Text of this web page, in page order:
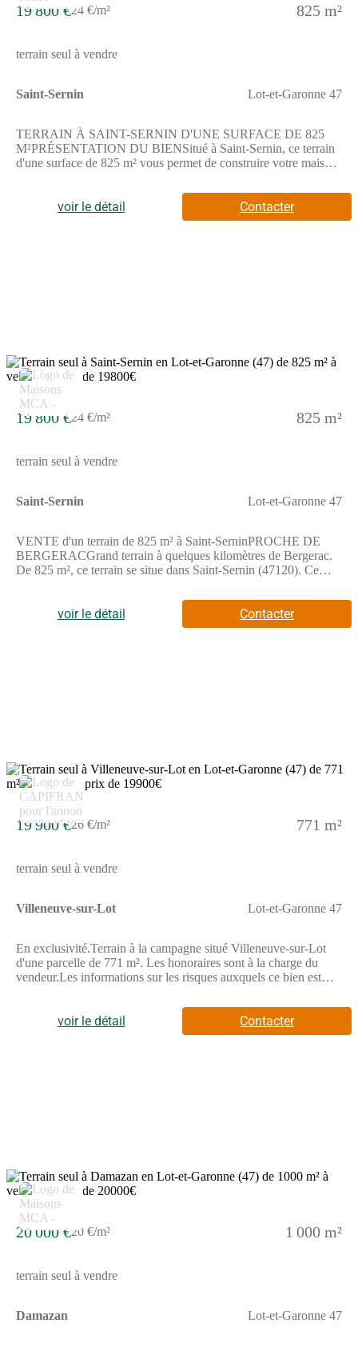
19 800 €24 €/m² 825 m²
terrain seul à vendre
Saint-Sernin Lot-et-Garonne 47
TERRAIN À SAINT-SERNIN D'UNE SURFACE DE 825
M²PRÉSENTATION DU BIENSitué à Saint-Sernin, ce terrain
d'une surface de 825 m² vous permet de construire votre maison
pour réaliser votre projet immobilier.La surface de ce terrain est
de 825 m², idéale pour construire la maison qui correspond à vos
attentes.ENVIRONNEMENTSaint-Sernin est une commune
accompagner.
voir le détail Contacter
19 800 €24 €/m² 825 m²
terrain seul à vendre
Saint-Sernin Lot-et-Garonne 47
VENTE d'un terrain de 825 m² à Saint-SerninPROCHE DE
BERGERACGrand terrain à quelques kilomètres de Bergerac.
De 825 m², ce terrain se situe dans Saint-Sernin (47120). Ce
primaire est implantée dans le quartier. Il y a une épicerie à
quelques minutes du bien.Son prix de vente est de 19 800 €.
voir le détail Contacter
2
19 900 €26 €/m² 771 m²
terrain seul à vendre
Villeneuve-sur-Lot Lot-et-Garonne 47
En exclusivité.Terrain à la campagne situé Villeneuve-sur-Lot
d'une parcelle de 771 m². Les honoraires sont à la charge du
vendeur.Les informations sur les risques auxquels ce bien est
georisques. gouv. fr.Réseau Immobilier CAPIFRANCE - Votre
agent commercial (RSAC N(Numéro supprimé) - Greffe de
AGEN) Iria GONCALVES OLIVEIRA OUARGLI
voir le détail Contacter
20 000 €20 €/m² 1 000 m²
terrain seul à vendre
Damazan Lot-et-Garonne 47